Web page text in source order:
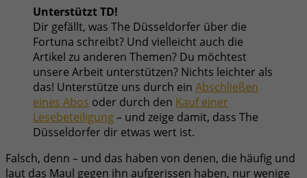
Unterstützt TD!
Dir gefällt, was The Düsseldorfer über die
Fortuna schreibt? Und vielleicht auch die
Artikel zu anderen Themen? Du möchtest
unsere Arbeit unterstützen? Nichts leichter als
das! Unterstütze uns durch ein Abschließen
eines Abos oder durch den Kauf einer
Lesebeteiligung– und zeige damit, dass The
Düsseldorfer dir etwas wert ist.
Falsch, denn – und das haben von denen, die häufig und
laut das Maul gegen ihn aufgerissen haben, nur wenige